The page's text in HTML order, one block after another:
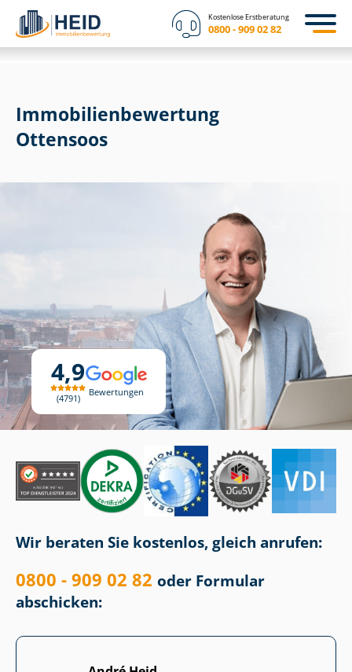
Kostenlose Erstberatung
0800 - 909 02 82
4,9
4791
Bewertungen
Immobilien­bewertung
Ottensoos
Wir beraten Sie kostenlos, gleich anrufen:
0800 - 909 02 82 oder Formular
abschicken: